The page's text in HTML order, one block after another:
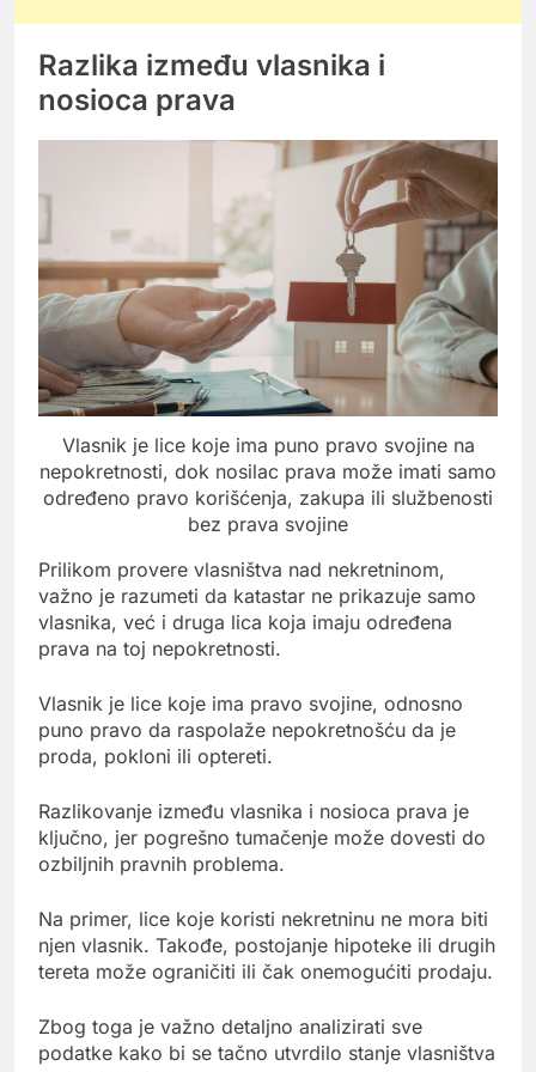
Razlika između vlasnika i
nosioca prava
Vlasnik je lice koje ima puno pravo svojine na
nepokretnosti, dok nosilac prava može imati samo
određeno pravo korišćenja, zakupa ili službenosti
bez prava svojine
Prilikom provere vlasništva nad nekretninom,
važno je razumeti da katastar ne prikazuje samo
vlasnika, već i druga lica koja imaju određena
prava na toj nepokretnosti.
Vlasnik je lice koje ima pravo svojine, odnosno
puno pravo da raspolaže nepokretnošću da je
proda, pokloni ili optereti.
Razlikovanje između vlasnika i nosioca prava je
ključno, jer pogrešno tumačenje može dovesti do
ozbiljnih pravnih problema.
Na primer, lice koje koristi nekretninu ne mora biti
njen vlasnik. Takođe, postojanje hipoteke ili drugih
tereta može ograničiti ili čak onemogućiti prodaju.
Zbog toga je važno detaljno analizirati sve
podatke kako bi se tačno utvrdilo stanje vlasništva